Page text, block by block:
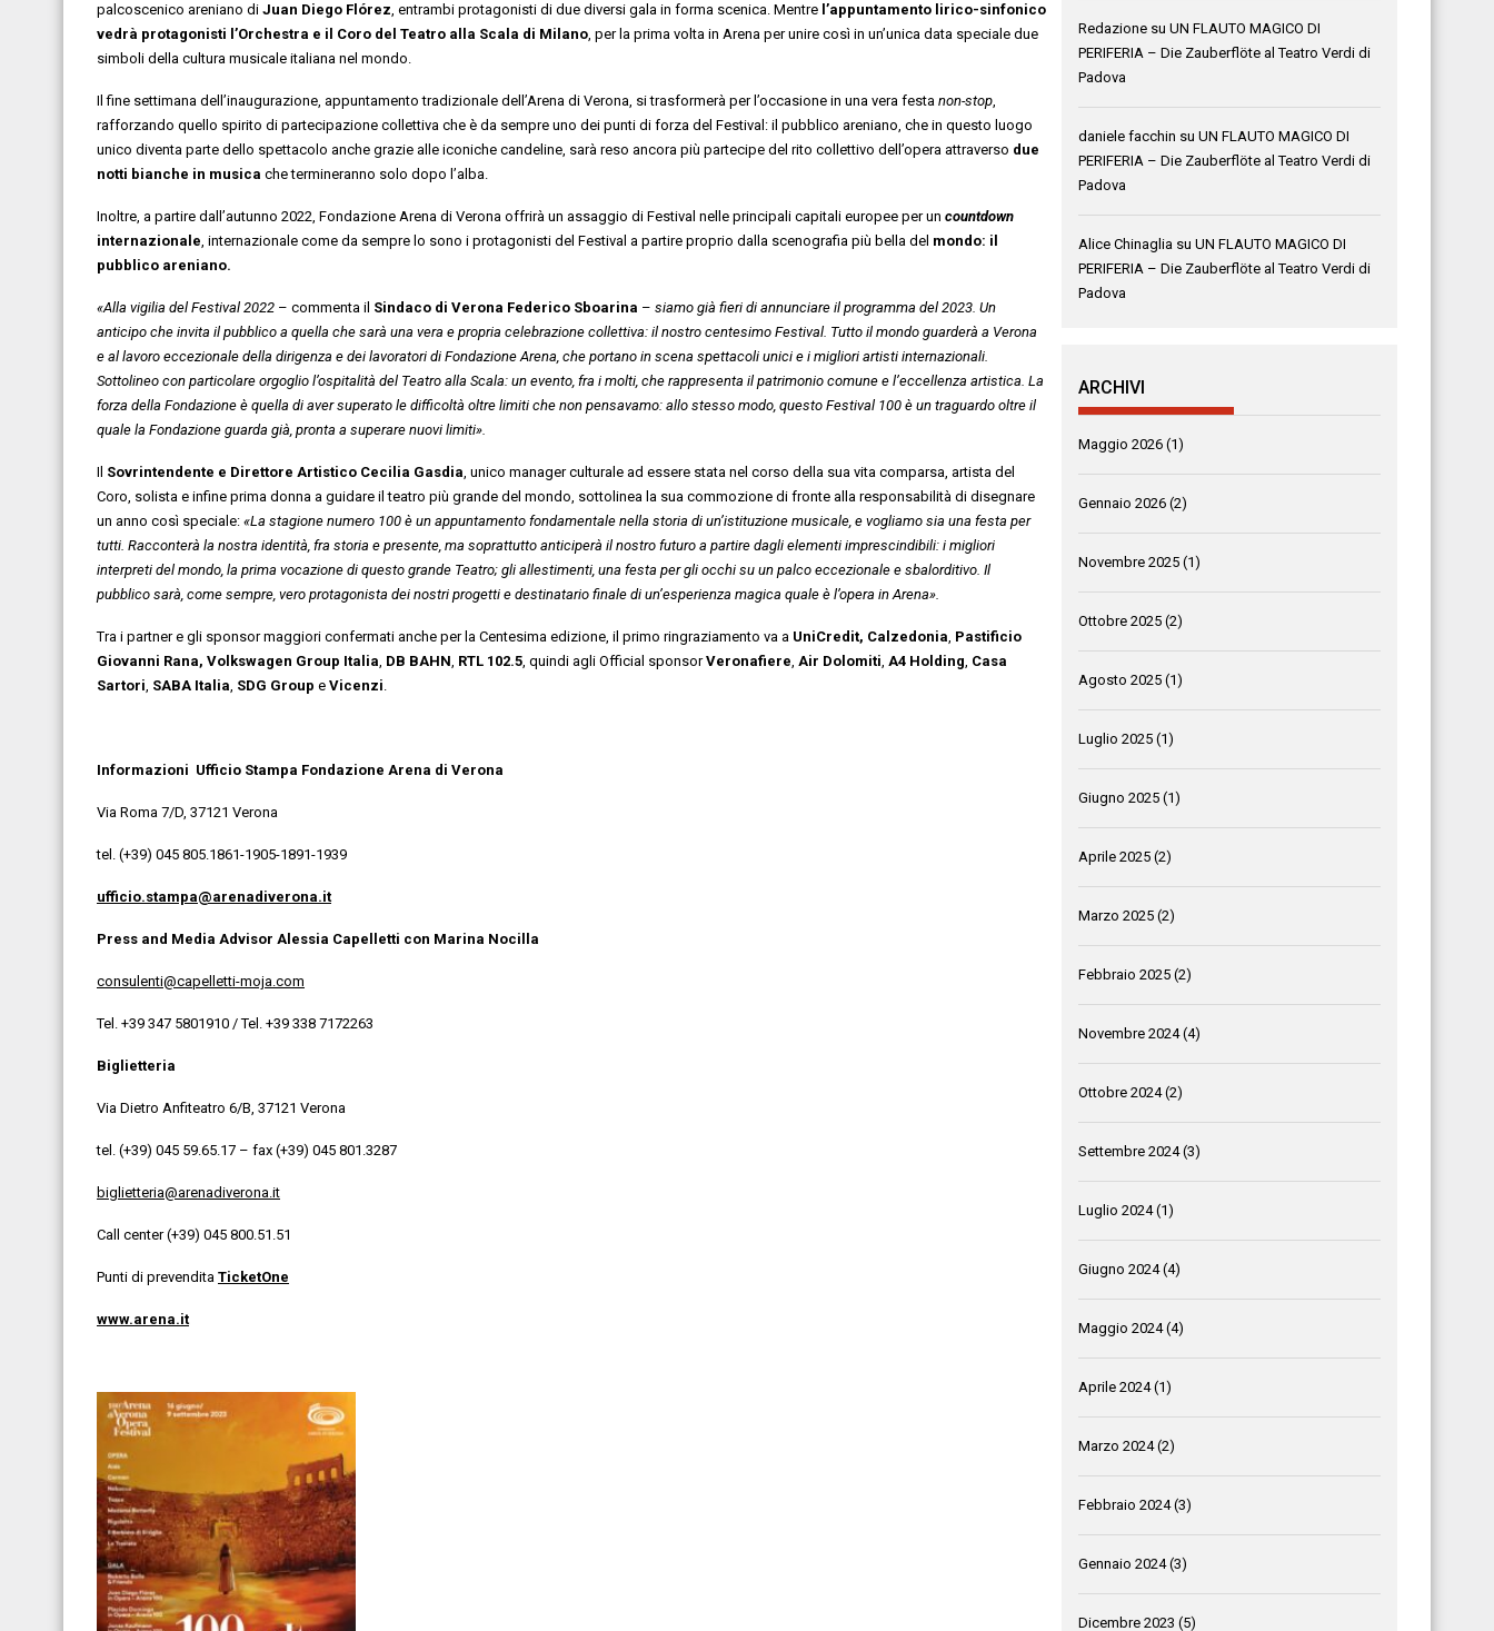
palcoscenico areniano di Juan Diego Fl órez, entrambi protagonisti di due diversi gala in forma scenica. Mentre l’appuntamento lirico-sinfonico
vedrà protagonisti l’Orchestra e il Coro del Teatro alla Scala di Milano, per la prima volta in Arena per unire così in un’unica data speciale due
simboli della cultura musicale italiana nel mondo.
Il fine settimana dell’inaugurazione, appuntamento tradizionale dell’Arena di Verona, si trasformerà per l’occasione in una vera festa non-stop,
rafforzando quello spirito di partecipazione collettiva che è da sempre uno dei punti di forza del Festival: il pubblico areniano, che in questo luogo
unico diventa parte dello spettacolo anche grazie alle iconiche candeline, sarà reso ancora più partecipe del rito collettivo dell’opera attraverso due
notti bianche in musica che termineranno solo dopo l’alba.
Inoltre, a partire dall’autunno 2022, Fondazione Arena di Verona offrirà un assaggio di Festival nelle principali capitali europee per un countdown
internazionale, internazionale come da sempre lo sono i protagonisti del Festival a partire proprio dalla scenografia più bella del mondo: il
pubblico areniano.
«Alla vigilia del Festival 2022 – commenta il Sindaco di Verona Federico Sboarina – siamo già fieri di annunciare il programma del 2023. Un
anticipo che invita il pubblico a quella che sarà una vera e propria celebrazione collettiva: il nostro centesimo Festival. Tutto il mondo guarderà a Verona
e al lavoro eccezionale della dirigenza e dei lavoratori di Fondazione Arena, che portano in scena spettacoli unici e i migliori artisti internazionali.
Sottolineo con particolare orgoglio l’ospitalità del Teatro alla Scala: un evento, fra i molti, che rappresenta il patrimonio comune e l’eccellenza artistica. La
forza della Fondazione è quella di aver superato le difficoltà oltre limiti che non pensavamo: allo stesso modo, questo Festival 100 è un traguardo oltre il
quale la Fondazione guarda già, pronta a superare nuovi limiti».
Il Sovrintendente e Direttore Artistico Cecilia Gasdia, unico manager culturale ad essere stata nel corso della sua vita comparsa, artista del
Coro, solista e infine prima donna a guidare il teatro più grande del mondo, sottolinea la sua commozione di fronte alla responsabilità di disegnare
un anno così speciale: «La stagione numero 100 è un appuntamento fondamentale nella storia di un’istituzione musicale, e vogliamo sia una festa per
tutti. Racconterà la nostra identità, fra storia e presente, ma soprattutto anticiperà il nostro futuro a partire dagli elementi imprescindibili: i migliori
interpreti del mondo, la prima vocazione di questo grande Teatro; gli allestimenti, una festa per gli occhi su un palco eccezionale e sbalorditivo. Il
pubblico sarà, come sempre, vero protagonista dei nostri progetti e destinatario finale di un’esperienza magica quale è l’opera in Arena».
Tra i partner e gli sponsor maggiori confermati anche per la Centesima edizione, il primo ringraziamento va a UniCredit, Calzedonia, Pastificio
Giovanni Rana, Volkswagen Group Italia, DB BAHN, RTL 102.5, quindi agli Official sponsorVeronafiere, Air Dolomiti, A4 Holding, Casa
Sartori, SABA Italia, SDG Group e Vicenzi.
Informazioni Ufficio Stampa Fondazione Arena di Verona
Via Roma 7/D, 37121 Verona
tel. (+39) 045 805.1861-1905-1891-1939
ufficio.stampa@arenadiverona.it
Press and Media Advisor Alessia Capelletti con Marina Nocilla
consulenti@capelletti-moja.com
Tel. +39 347 5801910 / Tel. +39 338 7172263
Biglietteria
Via Dietro Anfiteatro 6/B, 37121 Verona
tel. (+39) 045 59.65.17 – fax (+39) 045 801.3287
biglietteria@arenadiverona.it
Call center (+39) 045 800.51.51
Punti di prevendita TicketOne
www.arena.it
Redazione suUN FLAUTO MAGICO DI
PERIFERIA – Die Zauberflöte al Teatro Verdi di
Padova
daniele facchin suUN FLAUTO MAGICO DI
PERIFERIA – Die Zauberflöte al Teatro Verdi di
Padova
Alice Chinaglia suUN FLAUTO MAGICO DI
PERIFERIA – Die Zauberflöte al Teatro Verdi di
Padova
ARCHIVI
Maggio 2026 (1)
Gennaio 2026 (2)
Novembre 2025 (1)
Ottobre 2025 (2)
Agosto 2025 (1)
Luglio 2025 (1)
Giugno 2025 (1)
Aprile 2025 (2)
Marzo 2025 (2)
Febbraio 2025 (2)
Novembre 2024(4)
Ottobre 2024(2)
Settembre 2024(3)
Luglio 2024(1)
Giugno 2024(4)
Maggio 2024(4)
Aprile 2024(1)
Marzo 2024(2)
Febbraio 2024(3)
Gennaio 2024(3)
Dicembre 2023 (5)